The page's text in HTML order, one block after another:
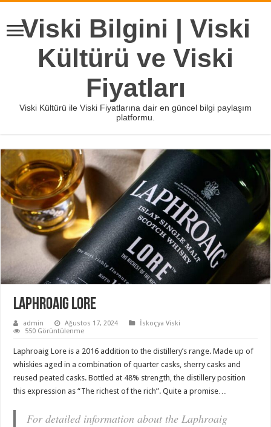
Viski Bilgini | Viski
Kültürü ve Viski
Fiyatları
Viski Kültürü ile Viski Fiyatlarına dair en güncel bilgi paylaşım
platformu.
Laphroaig Lore
admin Ağustos 17, 2024
İskoçya Viski
550 Görüntülenme
Laphroaig Lore is a 2016 addition to the distillery’s range. Made up of
whiskies aged in a combination of quarter casks, sherry casks and
reused peated casks. Bottled at 48% strength, the distillery position
this expression as “The richest of the rich”. Quite a promise…
For detailed information about the Laphroaig